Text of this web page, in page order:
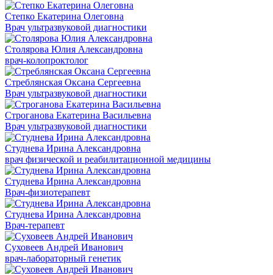
Степко Екатерина Олеговна
Врач ультразвуковой диагностики
Столярова Юлия Александровна
врач-колопроктолог
Стреблянская Оксана Сергеевна
Врач ультразвуковой диагностики
Строганова Екатерина Васильевна
Врач ультразвуковой диагностики
Студнева Ирина Александровна
врач физической и реабилитационной медицины
Студнева Ирина Александровна
Врач-физиотерапевт
Студнева Ирина Александровна
Врач-терапевт
Суховеев Андрей Иванович
врач-лабораторный генетик